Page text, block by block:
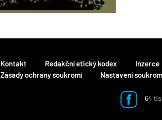
Kontakt Redakční etický kodex Inzerce
Zásady ochrany soukromí
Nastavení
64